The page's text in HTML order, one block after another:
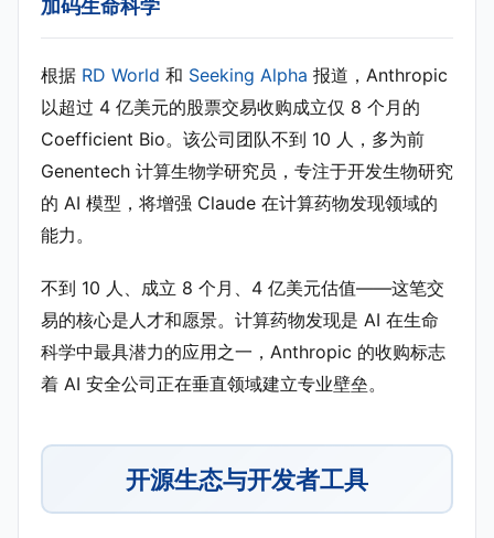
加码生命科学
根据 RD World 和 Seeking Alpha 报道，Anthropic
以超过 4 亿美元的股票交易收购成立仅 8 个月的
Coefficient Bio。该公司团队不到 10 人，多为前
Genentech 计算生物学研究员，专注于开发生物研究
的 AI 模型，将增强 Claude 在计算药物发现领域的
能力。
不到 10 人、成立 8 个月、4 亿美元估值——这笔交
易的核心是人才和愿景。计算药物发现是 AI 在生命
科学中最具潜力的应用之一，Anthropic 的收购标志
着 AI 安全公司正在垂直领域建立专业壁垒。
开源生态与开发者工具